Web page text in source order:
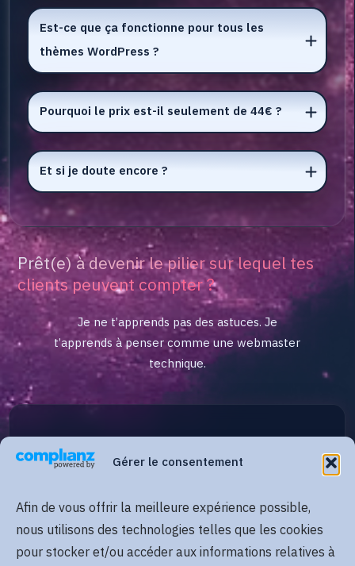
Gérer le consentement
Afin de vous offrir la meilleure expérience possible,
nous utilisons des technologies telles que les cookies
pour stocker et/ou accéder aux informations relatives à
Est-ce que ça fonctionne pour tous les
thèmes WordPress ?
Pourquoi le prix est-il seulement de 44€ ?
Et si je doute encore ?
Prêt(e) à devenir le pilier sur lequel tes
clients peuvent compter ?
Je ne t’apprends pas des astuces. Je
t’apprends à penser comme une webmaster
technique.